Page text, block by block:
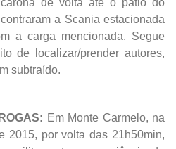
de volta até o pátio do
a Scania estacionada
a carga mencionada. Segue
de localizar/prender autores,
subtraído.
Em Monte Carmelo, na
2015, por volta das 21h50min,